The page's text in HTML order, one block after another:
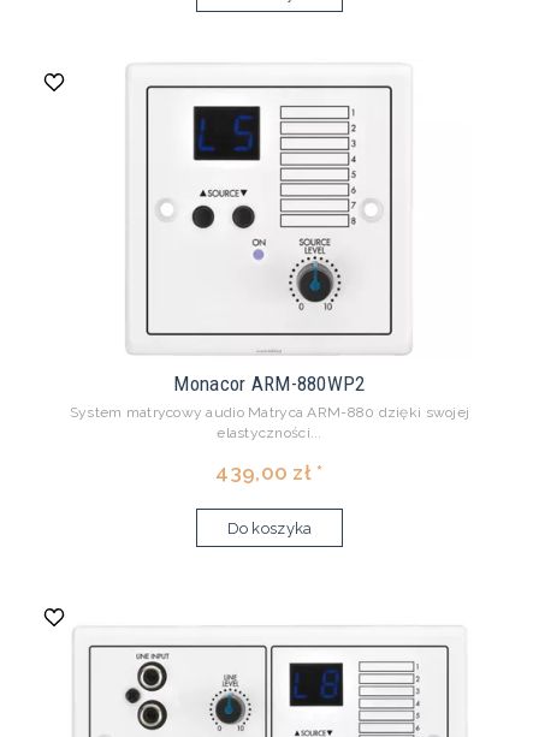
Monacor ARM-880WP2
System matrycowy audio Matryca ARM-880 dzięki swojej
elastyczności...
439,00 zł *
Do koszyka